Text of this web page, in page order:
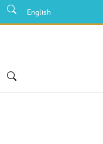
English